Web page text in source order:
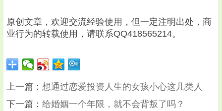
原创文章，欢迎交流经验使用，但一定注明出处，商
业行为的转载使用，请联系QQ418565214。
上一篇： 想通过恋爱投资人生的女孩小心这几类人
下一篇： 给婚姻一个年限，就不会背叛了吗？